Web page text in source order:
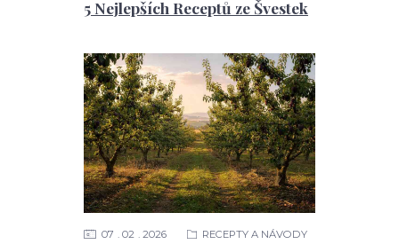
5 Nejlepších Receptů ze Švestek
07 02 2026 RECEPTY A NÁVODY